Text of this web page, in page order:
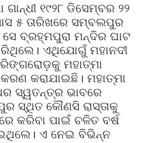
ଗାନ୍ଧୀ ୧୯୨୮ ଡିସେମ୍ବର ୨୨
୫ ତାରିଖରେ ସମ୍ବଲପୁର
ବ୍ରହ୍ମପୁରା ମନ୍ଦିର ଘାଟ
ଏଥିଯୋଗୁଁ ମହାନଦୀ
ମହାତ୍ମା
କରାଯାଇଛି। ମହାତ୍ମା
ସ୍ୱତନ୍ତ୍ର ଭାବରେ
ସ୍ଥିତ କୌଣସି ରାସ୍ତାକୁ
କରିବା ପାଇଁ ଚଳିତ ବର୍ଷ
ଏ ନେଇ ବିଭିନ୍ନ